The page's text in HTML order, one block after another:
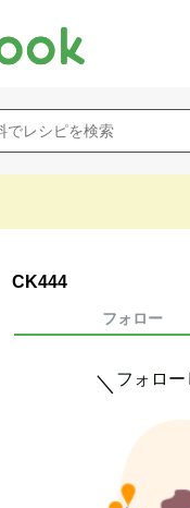
CK444
フォロー
＼ フォロ